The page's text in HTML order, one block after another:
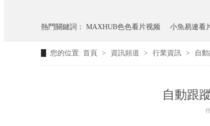
熱門關鍵詞： MAXHUB色色看片视频 小魚易連看
您的位置: 首頁 > 資訊頻道 > 行業資訊 > 自
自動跟